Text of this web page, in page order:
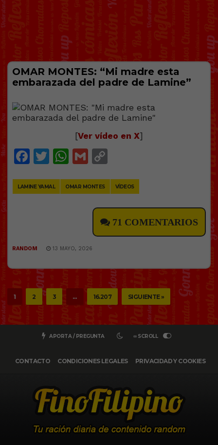
OMAR MONTES: “Mi madre esta
embarazada del padre de Lamine”
[Ver vídeo en X]
Facebook
Twitter
WhatsApp
Gmail
LAMINE YAMAL OMAR MONTES VÍDEOS
71 COMENTARIOS
RANDOM 13 MAYO, 2026
1 2 3 … 16.207 SIGUIENTE »
APORTA / PREGUNTA ∞ SCROLL
CONTACTO CONDICIONES LEGALES PRIVACIDAD Y COOKIES